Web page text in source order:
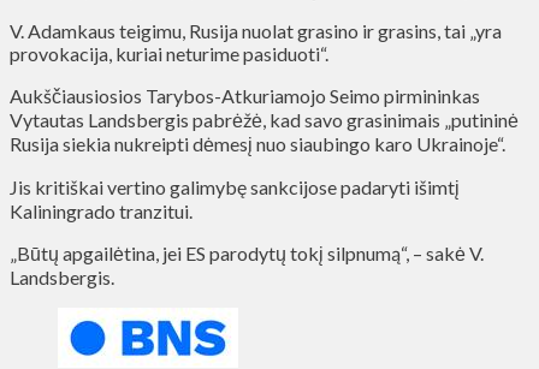
V. Adamkaus teigimu, Rusija nuolat grasino ir grasins, tai „yra
provokacija, kuriai neturime pasiduoti“.
Aukščiausiosios Tarybos-Atkuriamojo Seimo pirmininkas
Vytautas Landsbergis pabrėžė, kad savo grasinimais „putininė
Rusija siekia nukreipti dėmesį nuo siaubingo karo Ukrainoje“.
Jis kritiškai vertino galimybę sankcijose padaryti išimtį
Kaliningrado tranzitui.
„Būtų apgailėtina, jei ES parodytų tokį silpnumą“, – sakė V.
Landsbergis.